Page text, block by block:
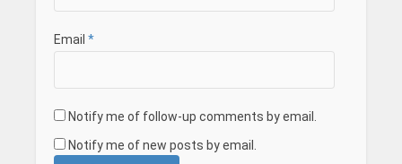
Email *
Notify me of follow-up comments by email.
Notify me of new posts by email.